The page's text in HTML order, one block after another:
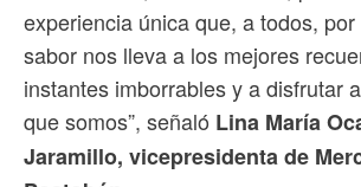
experiencia única que, a todos,
sabor nos lleva a los mejores
instantes imborrables y a disfrutar
que somos”, señaló Lina María
Jaramillo, vicepresidenta de